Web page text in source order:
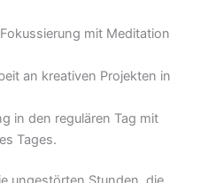
mit Meditation
an kreativen Projekten in
in den regulären Tag mit
Tages.